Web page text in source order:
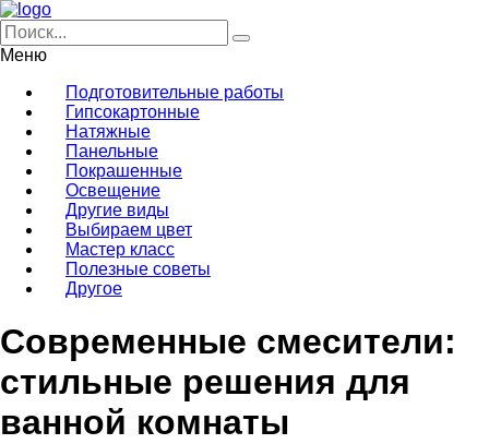
Меню
Подготовительные работы
Гипсокартонные
Натяжные
Панельные
Покрашенные
Освещение
Другие виды
Выбираем цвет
Мастер класс
Полезные советы
Другое
Современные смесители:
стильные решения для
ванной комнаты